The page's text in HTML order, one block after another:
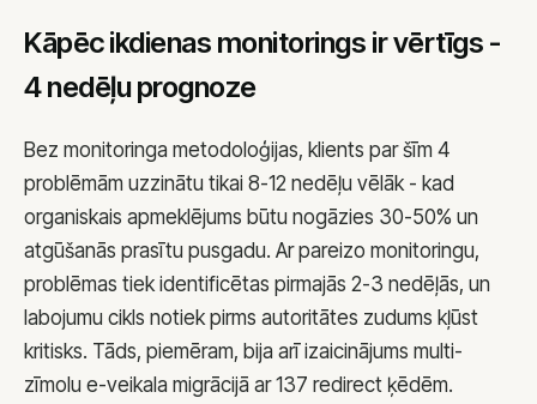
Kāpēc ikdienas monitorings ir vērtīgs -
4 nedēļu prognoze
Bez monitoringa metodoloģijas, klients par šīm 4
problēmām uzzinātu tikai 8-12 nedēļu vēlāk - kad
organiskais apmeklējums būtu nogāzies 30-50% un
atgūšanās prasītu pusgadu. Ar pareizo monitoringu,
problēmas tiek identificētas pirmajās 2-3 nedēļās, un
labojumu cikls notiek pirms autoritātes zudums kļūst
kritisks. Tāds, piemēram, bija arī izaicinājums multi-
zīmolu e-veikala migrācijā ar 137 redirect ķēdēm.